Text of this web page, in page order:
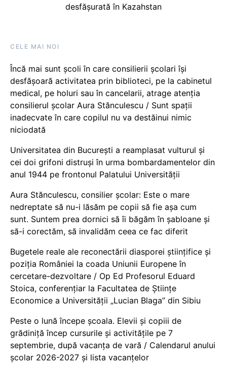
desfășurată în Kazahstan
CELE MAI NOI
Încă mai sunt școli în care consilierii școlari își
desfășoară activitatea prin biblioteci, pe la cabinetul
medical, pe holuri sau în cancelarii, atrage atenția
consilierul școlar Aura Stănculescu / Sunt spații
inadecvate în care copilul nu va destăinui nimic
niciodată
Universitatea din București a reamplasat vulturul și
cei doi grifoni distruși în urma bombardamentelor din
anul 1944 pe frontonul Palatului Universității
Aura Stănculescu, consilier școlar: Este o mare
nedreptate să nu-i lăsăm pe copii să fie așa cum
sunt. Suntem prea dornici să îi băgăm în șabloane și
să-i corectăm, să invalidăm ceea ce fac diferit
Bugetele reale ale reconectării diasporei științifice și
poziția României la coada Uniunii Europene în
cercetare-dezvoltare / Op Ed Profesorul Eduard
Stoica, conferențiar la Facultatea de Științe
Economice a Universității „Lucian Blaga” din Sibiu
Peste o lună începe școala. Elevii și copiii de
grădiniță încep cursurile și activitățile pe 7
septembrie, după vacanța de vară / Calendarul anului
școlar 2026-2027 și lista vacanțelor